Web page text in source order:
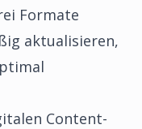
Formate
aktualisieren,
Content-